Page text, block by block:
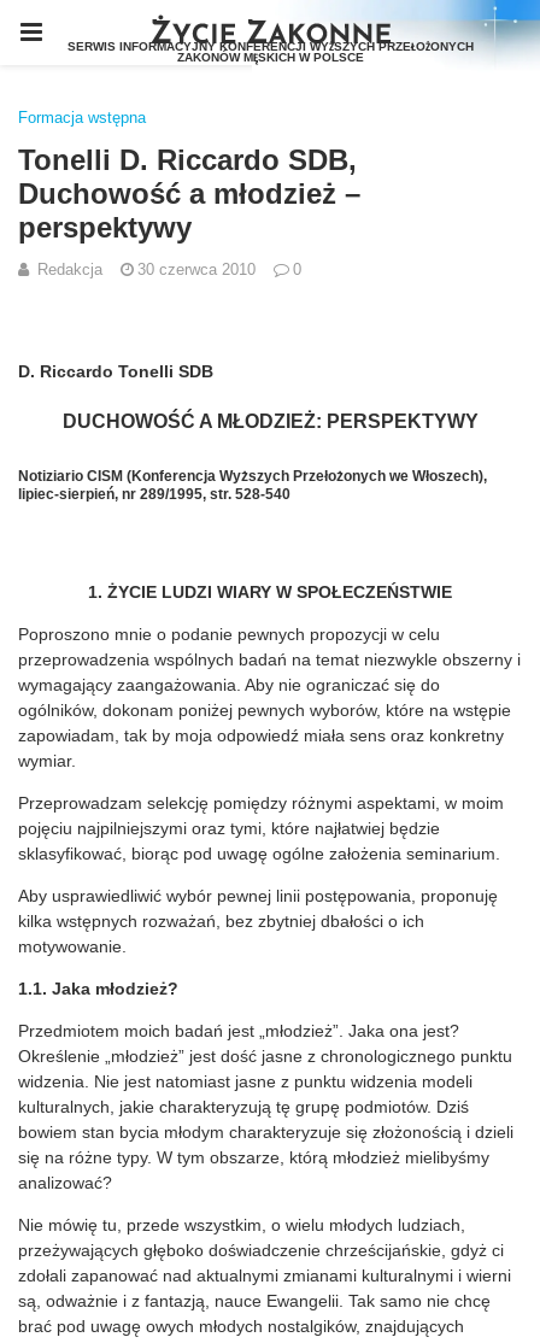
Formacja wstępna
Tonelli D. Riccardo SDB,
Duchowość a młodzież –
perspektywy
Redakcja 30 czerwca 2010 0
D. Riccardo Tonelli SDB
DUCHOWOŚĆ A MŁODZIEŻ: PERSPEKTYWY
Notiziario CISM (Konferencja Wyższych Przełożonych we Włoszech),
lipiec-sierpień, nr 289/1995, str. 528-540
1. ŻYCIE LUDZI WIARY W SPOŁECZEŃSTWIE
Poproszono mnie o podanie pewnych propozycji w celu
przeprowadzenia wspólnych badań na temat niezwykle obszerny i
wymagający zaangażowania. Aby nie ograniczać się do
ogólników, dokonam poniżej pewnych wyborów, które na wstępie
zapowiadam, tak by moja odpowiedź miała sens oraz konkretny
wymiar.
Przeprowadzam selekcję pomiędzy różnymi aspektami, w moim
pojęciu najpilniejszymi oraz tymi, które najłatwiej będzie
sklasyfikować, biorąc pod uwagę ogólne założenia seminarium.
Aby usprawiedliwić wybór pewnej linii postępowania, proponuję
kilka wstępnych rozważań, bez zbytniej dbałości o ich
motywowanie.
1.1. Jaka młodzież?
Przedmiotem moich badań jest „młodzież”. Jaka ona jest?
Określenie „młodzież” jest dość jasne z chronologicznego punktu
widzenia. Nie jest natomiast jasne z punktu widzenia modeli
kulturalnych, jakie charakteryzują tę grupę podmiotów. Dziś
bowiem stan bycia młodym charakteryzuje się złożonością i dzieli
się na różne typy. W tym obszarze, którą młodzież mielibyśmy
analizować?
Nie mówię tu, przede wszystkim, o wielu młodych ludziach,
przeżywających głęboko doświadczenie chrześcijańskie, gdyż ci
zdołali zapanować nad aktualnymi zmianami kulturalnymi i wierni
są, odważnie i z fantazją, nauce Ewangelii. Tak samo nie chcę
brać pod uwagę owych młodych nostalgików, znajdujących